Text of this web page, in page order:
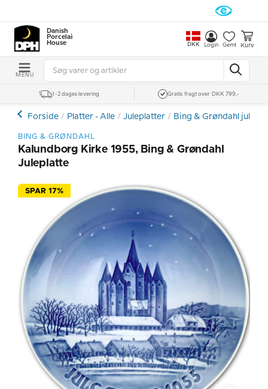
Danish
Porcelain
House
DKK Login Gemt Kurv
MENU
1-2 dages levering Gratis fragt over DKK 799,-
Forside Platter - Alle Juleplatter Bing & Grøndahl
BING & GRØNDAHL
Kalundborg Kirke 1955, Bing & Grøndahl
Juleplatte
SPAR 17%